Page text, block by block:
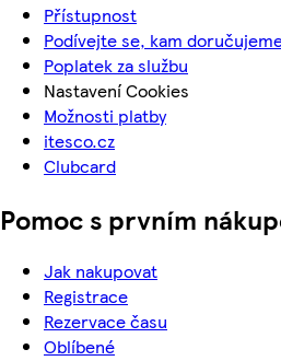
Přístupnost
Podívejte se, kam
Poplatek za službu
Nastavení Cookies
Možnosti platby
itesco.cz
Clubcard
Pomoc s prvním
Jak nakupovat
Registrace
Rezervace času
Oblíbené